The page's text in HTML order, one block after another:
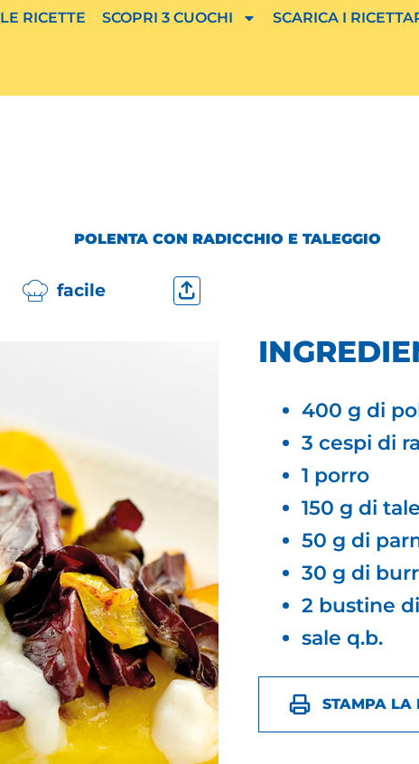
LE RICETTE SCOPRI 3 CUOCHI SCARICA I
POLENTA CON RADICCHIO E TALEGGIO
facile
400 g di
3 cespi di
1 porro
150 g di
50 g di
30 g di
2 bustine
sale q.b.
STAMPA LA